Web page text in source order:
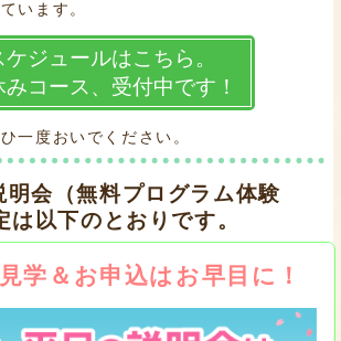
います。
ジュールはこちら。
コース、受付中です！
一度おいでください。
明会（無料プログラム体験
以下のとおりです。
学＆お申込はお早目に！